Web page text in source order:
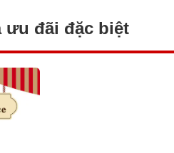
ưu đãi đặc biệt